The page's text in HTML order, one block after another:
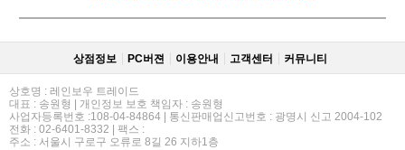
상점정보 PC버젼 이용안내 고객센터 커뮤니티
상호명 : 레인보우 트레이드
대표 : 송원형 | 개인정보 보호 책임자 : 송원형
사업자등록번호 :108-04-84864 | 통신판매업신고번호 : 광명시 신고 2004-102
전화 : 02-6401-8332 | 팩스 :
주소 : 서울시 구로구 오류로 8길 26 지하1층